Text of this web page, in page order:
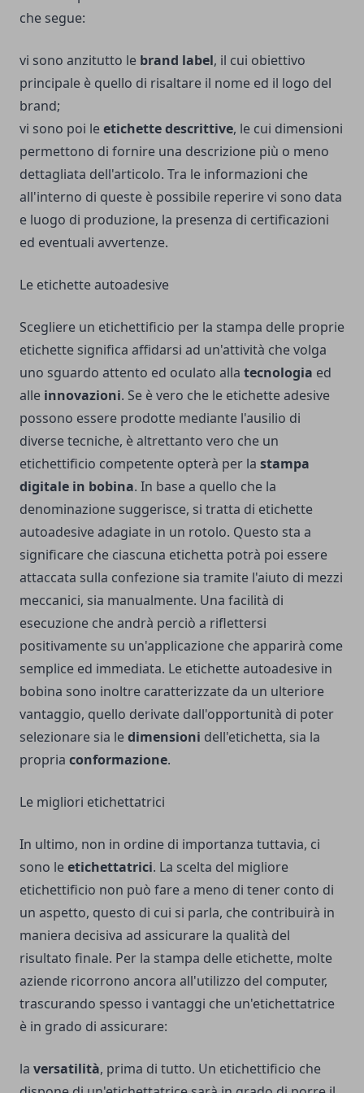
che segue:
vi sono anzitutto le brand label, il cui obiettivo
principale è quello di risaltare il nome ed il logo del
brand;
vi sono poi leetichettedescrittive, le cui dimensioni
permettono di fornire una descrizione più o meno
dettagliata dell'articolo. Tra le informazioni che
all'interno di queste è possibile reperire vi sono data
e luogo di produzione, la presenza di certificazioni
ed eventuali avvertenze.
Le etichette autoadesive
Scegliere un etichettificio per la stampa delle proprie
etichette significa affidarsi ad un'attività che volga
uno sguardo attento ed oculato alla tecnologia ed
alle innovazioni. Se è vero che le etichette adesive
possono essere prodotte mediante l'ausilio di
diverse tecniche, è altrettanto vero che un
etichettificio competente opterà per la stampa
digitale in bobina. In base a quello che la
denominazione suggerisce, si tratta di etichette
autoadesive adagiate in un rotolo. Questo sta a
significare che ciascuna etichetta potrà poi essere
attaccata sulla confezione sia tramite l'aiuto di mezzi
meccanici, sia manualmente. Una facilità di
esecuzione che andrà perciò a riflettersi
positivamente su un'applicazione che apparirà come
semplice ed immediata. Le etichette autoadesive in
bobina sono inoltre caratterizzate da un ulteriore
vantaggio, quello derivate dall'opportunità di poter
selezionare sia ledimensioni dell'etichetta, sia la
propria conformazione.
Le migliori etichettatrici
In ultimo, non in ordine di importanza tuttavia, ci
sono leetichettatrici. La scelta del migliore
etichettificio non può fare a meno di tener conto di
un aspetto, questo di cui si parla, che contribuirà in
maniera decisiva ad assicurare la qualità del
risultato finale. Per la stampa delle etichette, molte
aziende ricorrono ancora all'utilizzo del computer,
trascurando spesso i vantaggi che un'etichettatrice
è in grado di assicurare:
la versatilità, prima di tutto. Un etichettificio che